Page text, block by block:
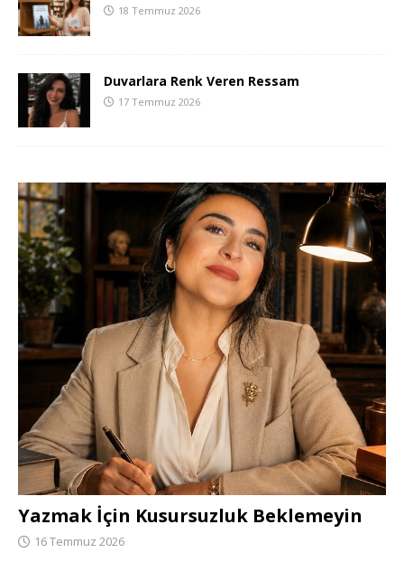
18 Temmuz 2026
Duvarlara Renk Veren Ressam
17 Temmuz 2026
Yazmak İçin Kusursuzluk Beklemeyin
16 Temmuz 2026